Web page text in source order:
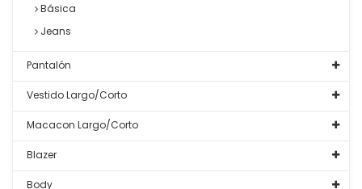
Básica
Jeans
Pantalón
Vestido Largo/Corto
Macacon Largo/Corto
Blazer
Body